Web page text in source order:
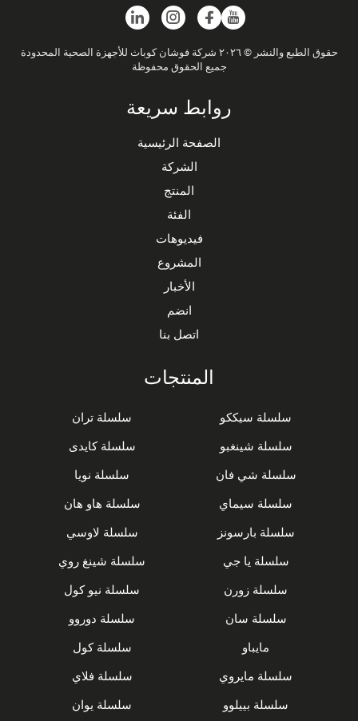
حقوق الطبع والنشر © ٢٠٢٦ شركة فوشان كوباث للأجهزة الصحية المحدودة
جميع الحقوق محفوظة
روابط سريعة
الصفحة الرئيسية
الشركة
المنتج
الفئة
فيديوهات
المشروع
الأخبار
انضم
اتصل بنا
المنتجات
سلسلة سيككو
سلسلة تران
سلسلة شينغبو
سلسلة كايدى
سلسلة شي فان
سلسلة نويا
سلسلة سيماي
سلسلة هاو هان
سلسلة بارسونز
سلسلة لاوسي
سلسلة يا جي
سلسلة شينغ روي
سلسلة زورن
سلسلة نيو كول
سلسلة سان
سلسلة دوروو
مايباو
سلسلة كول
سلسلة مايروي
سلسلة فلاي
سلسلة بييلوو
سلسلة يوان